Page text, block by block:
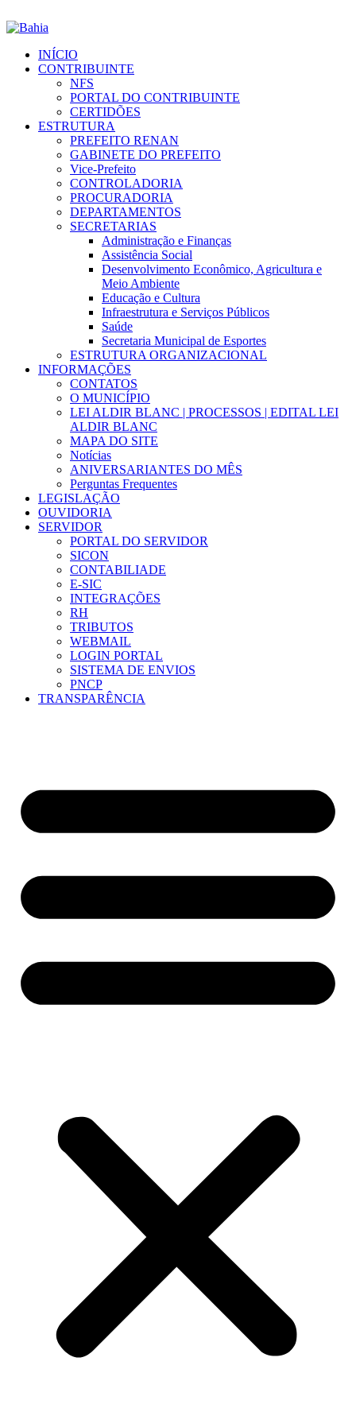
INÍCIO
CONTRIBUINTE
NFS
PORTAL DO CONTRIBUINTE
CERTIDÕES
ESTRUTURA
PREFEITO RENAN
GABINETE DO PREFEITO
Vice-Prefeito
CONTROLADORIA
PROCURADORIA
DEPARTAMENTOS
SECRETARIAS
Administração e Finanças
Assistência Social
Desenvolvimento Econômico, Agricultura e
Meio Ambiente
Educação e Cultura
Infraestrutura e Serviços Públicos
Saúde
Secretaria Municipal de Esportes
ESTRUTURA ORGANIZACIONAL
INFORMAÇÕES
CONTATOS
O MUNICÍPIO
LEI ALDIR BLANC | PROCESSOS | EDITAL LEI
ALDIR BLANC
MAPA DO SITE
Notícias
ANIVERSARIANTES DO MÊS
Perguntas Frequentes
LEGISLAÇÃO
OUVIDORIA
SERVIDOR
PORTAL DO SERVIDOR
SICON
CONTABILIADE
E-SIC
INTEGRAÇÕES
RH
TRIBUTOS
WEBMAIL
LOGIN PORTAL
SISTEMA DE ENVIOS
PNCP
TRANSPARÊNCIA